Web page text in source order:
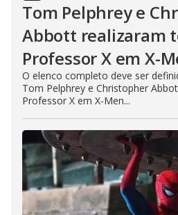
Tom Pelphrey e
Abbott realizaram
Professor X em X-
O elenco completo deve ser
Tom Pelphrey e Christopher
Professor X em X-Men...